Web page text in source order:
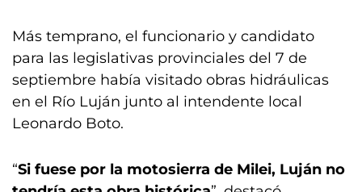
Más temprano, el funcionario y candidato
para las legislativas provinciales del 7 de
septiembre había visitado obras hidráulicas
en el Río Luján junto al intendente local
Leonardo Boto.
“Si fuese por la motosierra de Milei, Luján no